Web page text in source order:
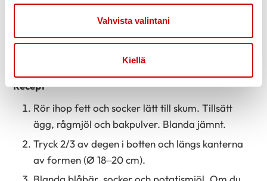
Vahvista valintani
Kiellä
½ l glass eller vaniljsås
Recept
Rör ihop fett och socker lätt till skum. Tillsätt
ägg, rågmjöl och bakpulver. Blanda jämnt.
Tryck 2/3 av degen i botten och längs kanterna
av formen (Ø 18–20 cm).